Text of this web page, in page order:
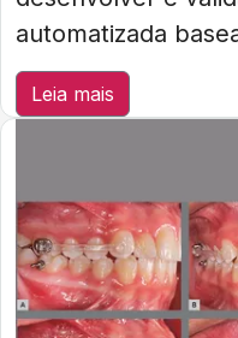
automatizada
Leia mais